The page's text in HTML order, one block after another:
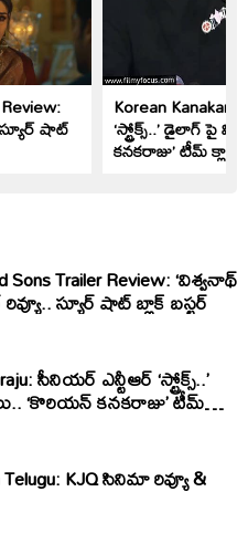
స్యూర్ షాట్
Korean
‘స్ట్రోక్స్..’ డైలాగ్ పై
కనకరాజు’ టీమ్
Sons Trailer Review: ‘విశ్వనాథ్
రివ్యూ.. స్యూర్ షాట్ బ్లాక్ బస్టర్
సీనియర్ ఎన్టీఆర్ ‘స్ట్రోక్స్..’
‘కొరియన్ కనకరాజు’ టీమ్
Telugu: KJQ సినిమా రివ్యూ &